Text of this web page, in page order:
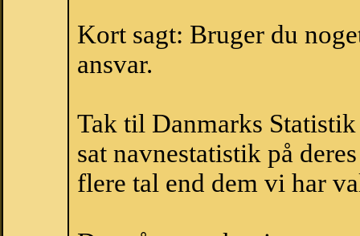
Kort sagt: Bruger du
ansvar.
Tak til Danmarks
sat navnestatistik på
flere tal end dem vi har